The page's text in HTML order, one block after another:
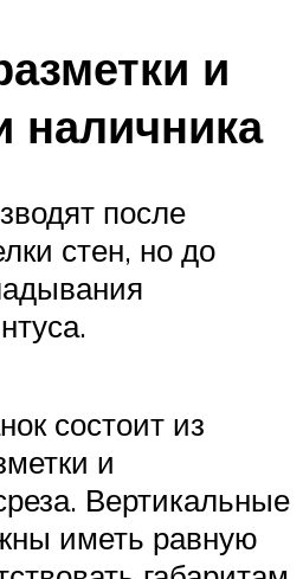
и
наличника
после
стен, но до
состоит из
и
Вертикальные
иметь равную